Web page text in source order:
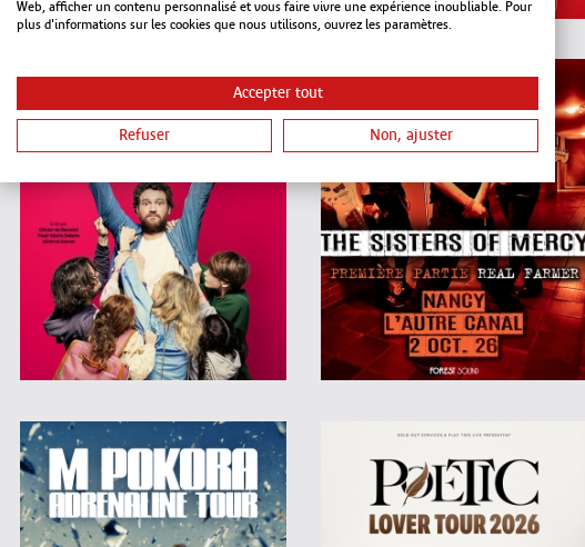
Web, afficher un contenu personnalisé et vous faire vivre une expérience inoubliable. Pour
plus d'informations sur les cookies que nous utilisons, ouvrez les paramètres.
Accepter tout
Refuser Non, ajuster